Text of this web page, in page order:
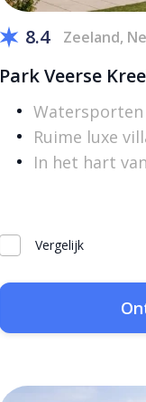
8.4 Zeeland,
Park Veerse
Watersporten
Ruime luxe
In het hart
Vergelijk